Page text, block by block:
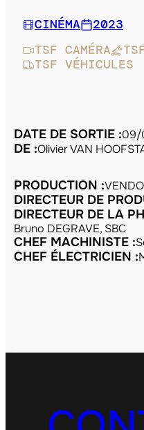
CINÉMA
2023
TSF CAMÉRA
TSF VÉHICULES
DATE DE SORTIE :09/
DE :Olivier VAN
PRODUCTION :
DIRECTEUR DE
DIRECTEUR DE LA
Bruno DEGRAVE, SBC
CHEF MACHINISTE :
CHEF ÉLECTRICIEN :